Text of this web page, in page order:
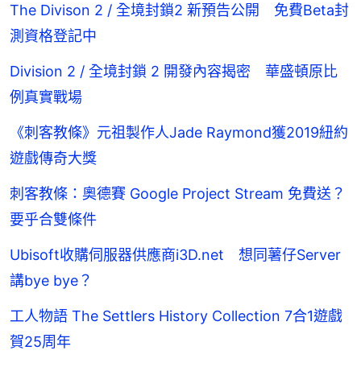
The Divison 2 / 全境封鎖2 新預告公開 免費Beta封
測資格登記中
Division 2 / 全境封鎖 2 開發內容揭密 華盛頓原比
例真實戰場
《刺客教條》元祖製作人Jade Raymond獲2019紐約
遊戲傳奇大獎
刺客教條：奧德賽 Google Project Stream 免費送？
要乎合雙條件
Ubisoft收購伺服器供應商i3D.net 想同薯仔Server
講bye bye？
工人物語 The Settlers History Collection 7合1遊戲
賀25周年